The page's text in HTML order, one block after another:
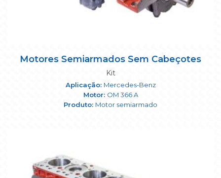
Motores Semiarmados Sem Cabeçotes
Kit
Mercedes-Benz
OM 366 A
Motor semiarmado